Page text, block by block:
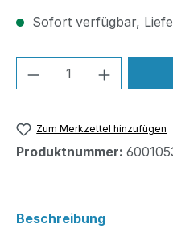
Sofort verfügbar,
Produkt Anzahl:
Zum Merkzettel hinzufügen
Produktnummer:
Beschreibung